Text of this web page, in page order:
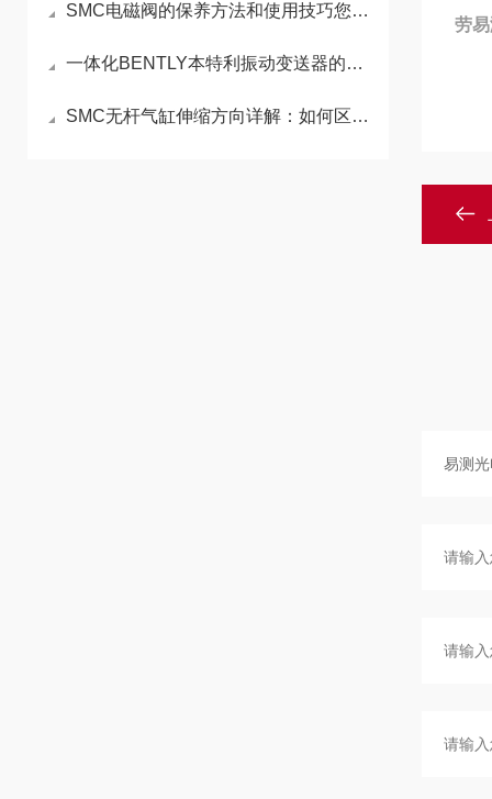
SMC电磁阀的保养方法和使用技巧您是否了解？
一体化BENTLY本特利振动变送器的使用方法详解
SMC无杆气缸伸缩方向详解：如何区分伸出与缩回
劳